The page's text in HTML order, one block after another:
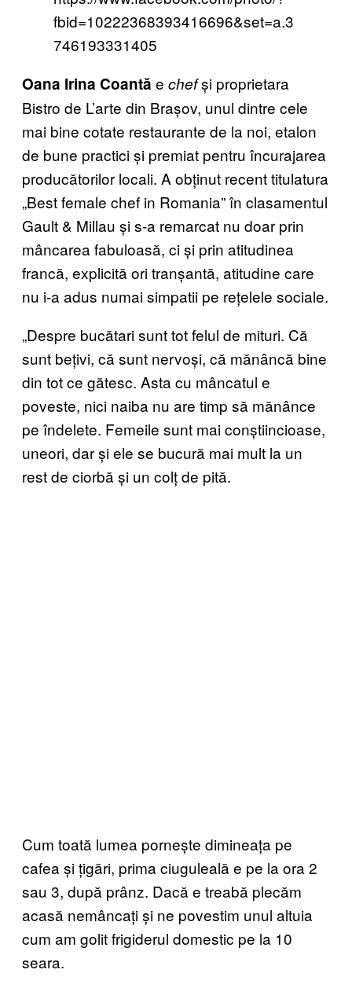
fbid=10222368393416696&set=a.3
746193331405
Oana Irina Coantă e chefși proprietara
Bistro de L’arte din Brașov, unul dintre cele
mai bine cotate restaurante de la noi, etalon
de bune practici și premiat pentru încurajarea
producătorilor locali. A obținut recent titulatura
„Best female chef in Romania” în clasamentul
Gault & Millau și s-a remarcat nu doar prin
mâncarea fabuloasă, ci și prin atitudinea
francă, explicită ori tranșantă, atitudine care
nu i-a adus numai simpatii pe rețelele sociale.
„Despre bucătari sunt tot felul de mituri. Că
sunt bețivi, că sunt nervoși, că mănâncă bine
din tot ce gătesc. Asta cu mâncatul e
poveste, nici naiba nu are timp să mănânce
pe îndelete. Femeile sunt mai conștiincioase,
uneori, dar și ele se bucură mai mult la un
rest de ciorbă și un colț de pită.
Cum toată lumea pornește dimineața pe
cafea și țigări, prima ciuguleală e pe la ora 2
sau 3, după prânz. Dacă e treabă plecăm
acasă nemâncați și ne povestim unul altuia
cum am golit frigiderul domestic pe la 10
seara.